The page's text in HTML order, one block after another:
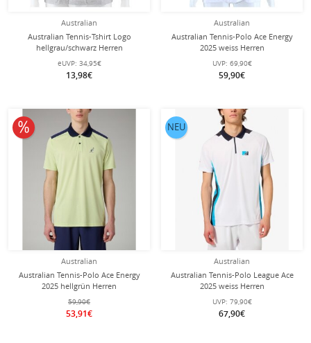
Australian
Australian Tennis-Tshirt Logo
hellgrau/schwarz Herren
eUVP: 34,95€
13,98€
Australian
Australian Tennis-Polo Ace Energy
2025 weiss Herren
UVP: 69,90€
59,90€
Australian
Australian Tennis-Polo Ace Energy
2025 hellgrün Herren
59,90€
53,91€
10% reduziert
Australian
Australian Tennis-Polo League Ace
2025 weiss Herren
UVP: 79,90€
67,90€
NEU